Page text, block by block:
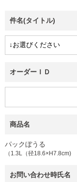
件名(タイトル)
オーダーＩＤ
商品名
パックぼうる
（1.3L（径18.6×H7.8cm)
お問い合わせ時氏名